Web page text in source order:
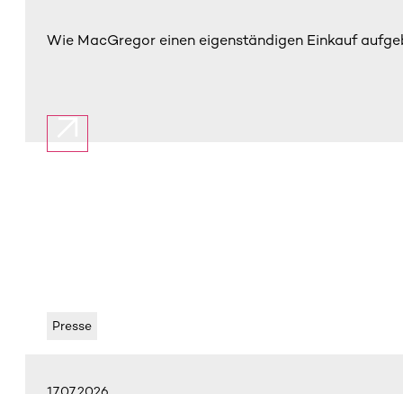
Wie MacGregor einen eigenständigen Einkauf
Presse